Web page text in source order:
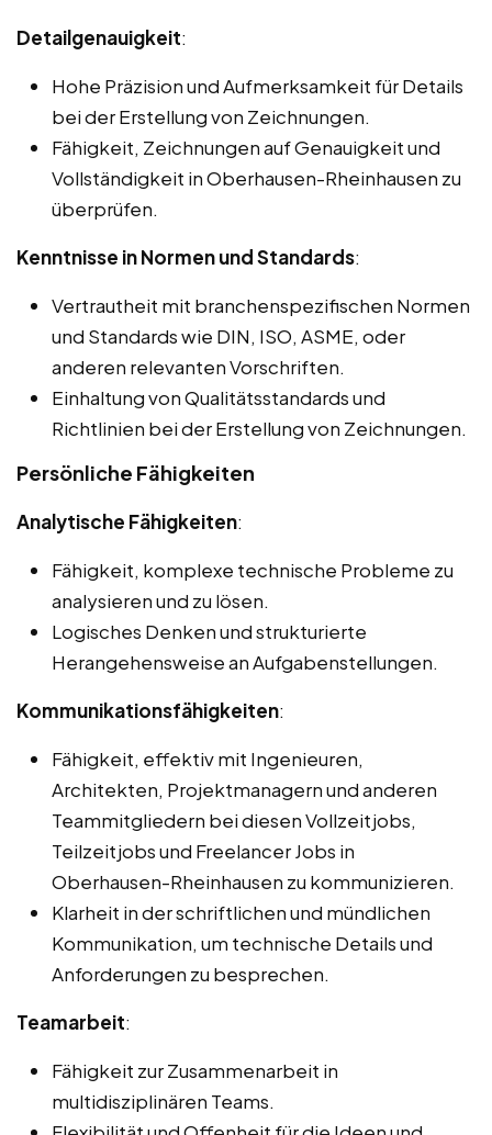
Detailgenauigkeit:
Hohe Präzision und Aufmerksamkeit für Details
bei der Erstellung von Zeichnungen.
Fähigkeit, Zeichnungen auf Genauigkeit und
Vollständigkeit in Oberhausen-Rheinhausen zu
überprüfen.
Kenntnisse in Normen und Standards:
Vertrautheit mit branchenspezifischen Normen
und Standards wie DIN, ISO, ASME, oder
anderen relevanten Vorschriften.
Einhaltung von Qualitätsstandards und
Richtlinien bei der Erstellung von Zeichnungen.
Persönliche Fähigkeiten
Analytische Fähigkeiten:
Fähigkeit, komplexe technische Probleme zu
analysieren und zu lösen.
Logisches Denken und strukturierte
Herangehensweise an Aufgabenstellungen.
Kommunikationsfähigkeiten:
Fähigkeit, effektiv mit Ingenieuren,
Architekten, Projektmanagern und anderen
Teammitgliedern bei diesen Vollzeitjobs,
Teilzeitjobs und Freelancer Jobs in
Oberhausen-Rheinhausen zu kommunizieren.
Klarheit in der schriftlichen und mündlichen
Kommunikation, um technische Details und
Anforderungen zu besprechen.
Teamarbeit:
Fähigkeit zur Zusammenarbeit in
multidisziplinären Teams.